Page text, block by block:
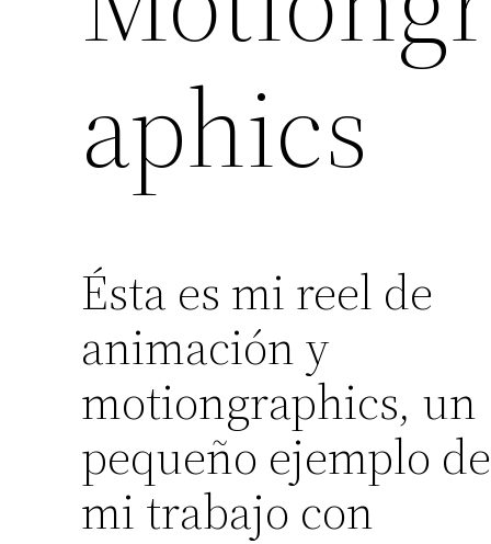
aphics
Ésta es mi reel de
animación y
motiongraphics, un
pequeño ejemplo de
mi trabajo con